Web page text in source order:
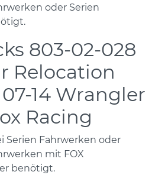
oder Serien
803-02-028
Relocation
14 Wrangler
Racing
Fahrwerken oder
mit FOX
benötigt.